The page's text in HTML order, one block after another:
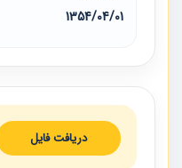
1354/04/01
دریافت فایل